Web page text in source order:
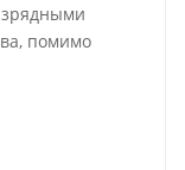
помимо